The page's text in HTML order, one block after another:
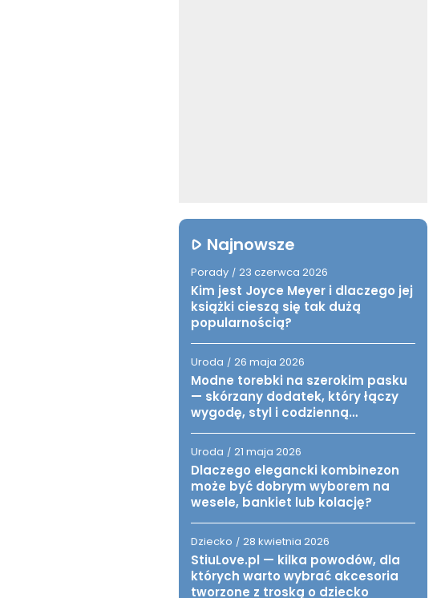
Najnowsze
Porady / 23 czerwca 2026
Kim jest Joyce Meyer i dlaczego jej
książki cieszą się tak dużą
popularnością?
Uroda / 26 maja 2026
Modne torebki na szerokim pasku
— skórzany dodatek, który łączy
wygodę, styl i codzienną
Uroda / 21 maja 2026
Dlaczego elegancki kombinezon
może być dobrym wyborem na
wesele, bankiet lub kolację?
Dziecko / 28 kwietnia 2026
StiuLove.pl — kilka powodów, dla
których warto wybrać akcesoria
tworzone z troską o dziecko